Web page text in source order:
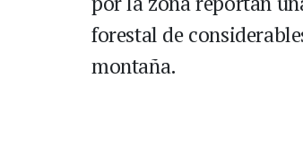
forestal de
montaña.